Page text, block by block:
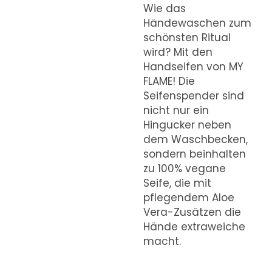
Wie das
Händewaschen zum
schönsten Ritual
wird? Mit den
Handseifen von MY
FLAME! Die
Seifenspender sind
nicht nur ein
Hingucker neben
dem Waschbecken,
sondern beinhalten
zu 100% vegane
Seife, die mit
pflegendem Aloe
Vera-Zusätzen die
Hände extraweiche
macht.